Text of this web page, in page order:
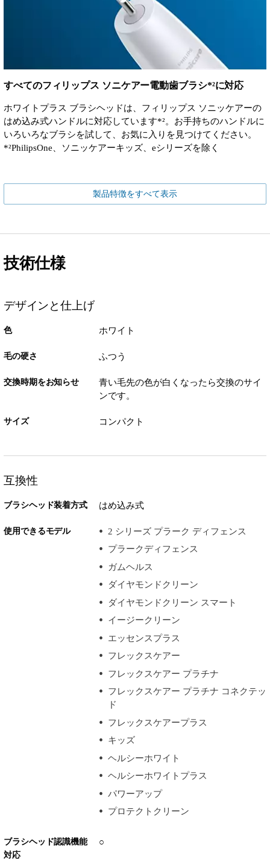
すべてのフィリップス ソニケアー電動歯ブラシ*²に対応
ホワイトプラス ブラシヘッドは、フィリップス ソニッケアーの
はめ込み式ハンドルに対応しています*²。お手持ちのハンドルに
いろいろなブラシを試して、お気に入りを見つけてください。
*²PhilipsOne、ソニッケアーキッズ、eシリーズを除く​
製品特徴をすべて表示
技術仕様
デザインと仕上げ
色 ホワイト
毛の硬さ ふつう
交換時期をお知らせ
青い毛先の色が白くなったら交換のサイ
ンです。
サイズ コンパクト
互換性
ブラシヘッド装着方式 はめ込み式
使用できるモデル
2 シリーズ プラーク ディフェンス
プラークディフェンス
ガムヘルス
ダイヤモンドクリーン
ダイヤモンドクリーン スマート
イージークリーン
エッセンスプラス
フレックスケアー
フレックスケアー プラチナ
フレックスケアー プラチナ コネクテッ
ド
フレックスケアープラス
キッズ
ヘルシーホワイト
ヘルシーホワイトプラス
パワーアップ
プロテクトクリーン
ブラシヘッド認識機能
対応
○